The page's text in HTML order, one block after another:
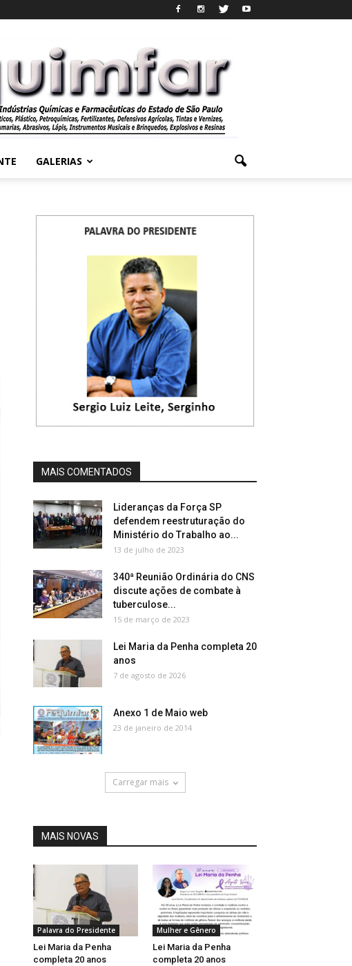
GALERIAS
MAIS COMENTADOS
Lideranças da Força SP
defendem reestruturação do
Ministério do Trabalho ao...
13 de julho de 2023
340ª Reunião Ordinária do CNS
discute ações de combate à
tuberculose...
15 de março de 2023
Lei Maria da Penha completa 20
anos
7 de agosto de 2026
Anexo 1 de Maio web
23 de janeiro de 2014
Carregar mais
MAIS NOVAS
Palavra do Presidente
Lei Maria da Penha
completa 20 anos
Mulher e Gênero
Lei Maria da Penha
completa 20 anos